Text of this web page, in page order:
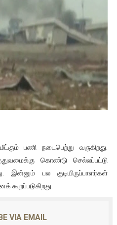
பணி நடைபெற்று வருகிறது.
கொண்டு செல்லப்பட்டு
இன்னும் பல குடியிருப்பாளர்கள்
கூறப்படுகிறது.
VIA EMAIL